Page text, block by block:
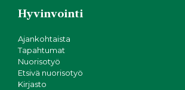
Hyvinvointi
Ajankohtaista
Tapahtumat
Nuorisotyö
Etsivä nuorisotyö
Kirjasto